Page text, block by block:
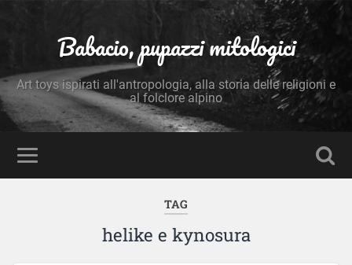
Babacio, pupazzi mitologici
Art toys ispirati all'antropologia, alla storia delle religioni e
al folclore alpino
TAG
helike e kynosura